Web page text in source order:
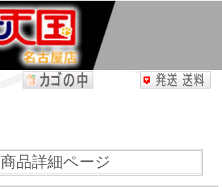
商品詳細ページ